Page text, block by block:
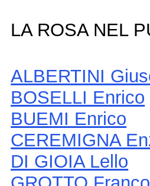
LA ROSA NEL
ALBERTINI
BOSELLI Enrico
BUEMI Enrico
CEREMIGNA
DI GIOIA Lello